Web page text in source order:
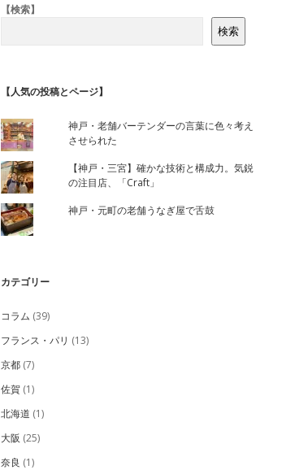
Sidebar
【検索】
検索
【人気の投稿とページ】
神戸・老舗バーテンダーの言葉に色々考え
させられた
【神戸・三宮】確かな技術と構成力。気鋭
の注目店、「Craft」
神戸・元町の老舗うなぎ屋で舌鼓
カテゴリー
コラム (39)
フランス・パリ (13)
京都(7)
佐賀(1)
北海道 (1)
大阪 (25)
奈良 (1)